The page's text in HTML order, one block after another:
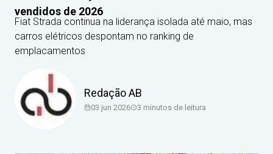
vendidos de 2026
Fiat Strada continua na liderança isolada até maio, mas
carros elétricos despontam no ranking de
emplacamentos
Redação AB
03 jun 2026 3 minutos de leitura